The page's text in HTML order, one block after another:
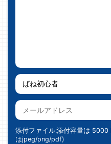
添付ファイル:添付容量は
はjpeg/png/pdf)